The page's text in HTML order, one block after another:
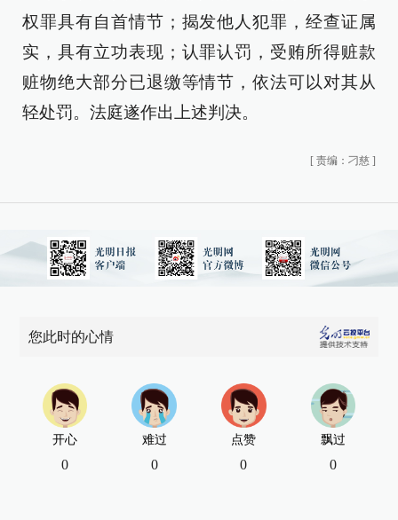
权罪具有自首情节；揭发他人犯罪，经查证属
实，具有立功表现；认罪认罚，受贿所得赃款
赃物绝大部分已退缴等情节，依法可以对其从
轻处罚。法庭遂作出上述判决。
[ 责编：刁慈 ]
您此时的心情
开心
0
难过
0
点赞
0
飘过
0